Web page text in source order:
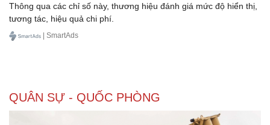
Thông qua các chỉ số này, thương hiệu đánh giá mức độ hiển thị,
tương tác, hiệu quả chi phí.
| SmartAds
QUÂN SỰ - QUỐC PHÒNG